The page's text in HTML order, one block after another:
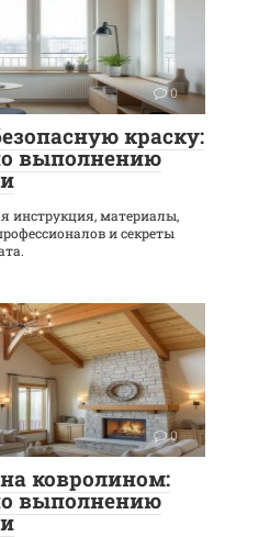
0
краску:
выполнению
инструкция, материалы,
и секреты
0
ковролином:
выполнению